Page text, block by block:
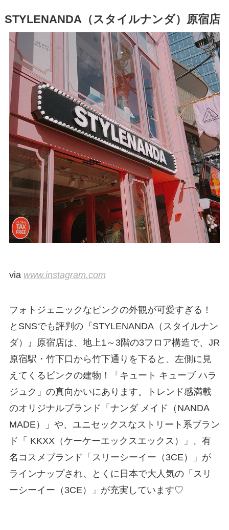
STYLENANDA（スタイルナンダ）原宿店
via www.instagram.com
フォトジェニックなピンクの外観が可愛すぎる！
とSNSでも評判の『STYLENANDA（スタイルナン
ダ）』原宿店は、地上1～3階の3フロア構造で、JR
原宿駅・竹下口から竹下通りを下ると、左側に見
えてくるピンクの建物！「キュート キューブ ハラ
ジュク」の真向かいにあります。トレンド感満載
のオリジナルブランド「ナンダ メイド（NANDA
MADE）」や、ユニセックスなストリート系ブラン
ド「 KKXX（ケーケーエックスエックス）」、有
名コスメブランド「スリーシーイー（3CE）」が
ラインナップされ、とくに日本で大人気の「スリ
ーシーイー（3CE）」が充実しています♡